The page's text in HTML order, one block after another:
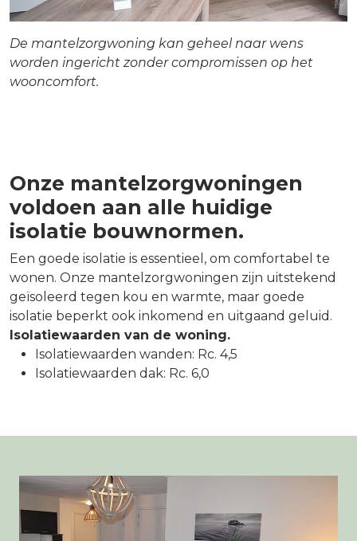
De mantelzorgwoning kan geheel naar wens
worden ingericht zonder compromissen op het
wooncomfort.
Onze mantelzorgwoningen
voldoen aan alle huidige
isolatie bouwnormen.
Een goede isolatie is essentieel, om comfortabel te
wonen. Onze mantelzorgwoningen zijn uitstekend
geïsoleerd tegen kou en warmte, maar goede
isolatie beperkt ook inkomend en uitgaand geluid.
Isolatiewaarden van de woning.
Isolatiewaarden wanden: Rc. 4,5
Isolatiewaarden dak: Rc. 6,0